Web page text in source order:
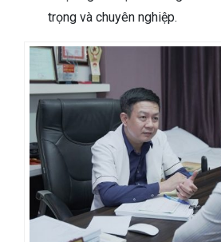
trọng và chuyên nghiệp.